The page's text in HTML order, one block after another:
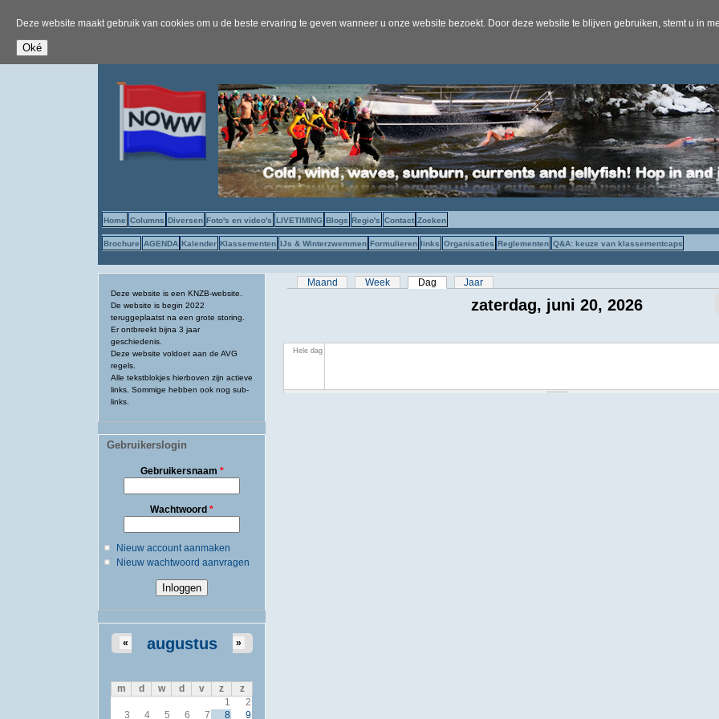
Deze website maakt gebruik van cookies om u de beste ervaring te geven wanneer u onze website bezoekt. Door deze website te blijven gebruiken, stemt u in
Home Columns Diversen Foto's en video's LIVETIMING Blogs Regio's Contact Zoeken
Brochure AGENDA Kalender Klassementen IJs & Winterzwemmen Formulieren links Organisaties Reglementen Q&A: keuze van klassementcaps
Deze website is een KNZB-website.
De website is begin 2022
teruggeplaatst na een grote storing.
Er ontbreekt bijna 3 jaar
geschiedenis.
Deze website voldoet aan de AVG
regels.
Alle tekstblokjes hierboven zijn actieve
links. Sommige hebben ook nog sub-
links.
Gebruikerslogin
Gebruikersnaam *
Wachtwoord *
Nieuw account aanmaken
Nieuw wachtwoord aanvragen
augustus
« »
m d w d v z
z
1
2
3
4 5 6 7 8
9
Primaire tabs
Maand Week Dag (actieve tabblad)
Jaar
zaterdag, juni 20, 2026
Hele dag